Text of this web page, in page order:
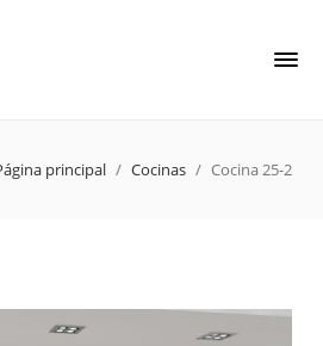
principal / Cocinas / Cocina 25-2